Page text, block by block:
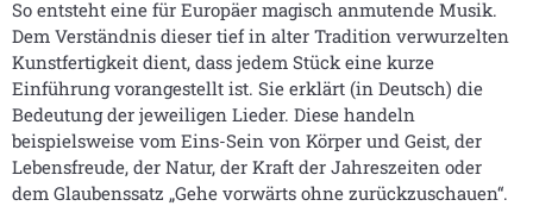
So entsteht eine für Europäer magisch anmutende Musik.
Dem Verständnis dieser tief in alter Tradition verwurzelten
Kunstfertigkeit dient, dass jedem Stück eine kurze
Einführung vorangestellt ist. Sie erklärt (in Deutsch) die
Bedeutung der jeweiligen Lieder. Diese handeln
beispielsweise vom Eins-Sein von Körper und Geist, der
Lebensfreude, der Natur, der Kraft der Jahreszeiten oder
dem Glaubenssatz „Gehe vorwärts ohne zurückzuschauen“.